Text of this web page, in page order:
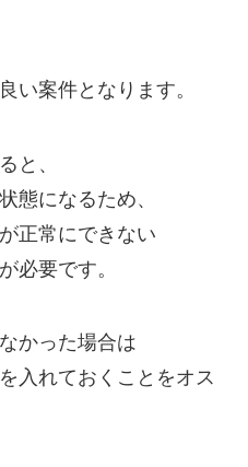
い案件となります。
と、
態になるため、
正常にできない
必要です。
かった場合は
入れておくことをオス